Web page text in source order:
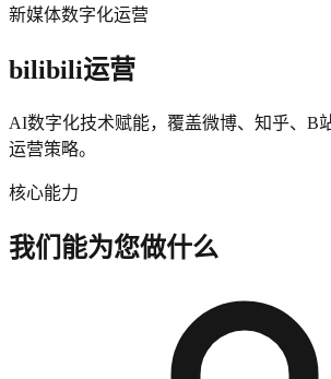
新媒体数字化运营
bilibili运营
AI数字化技术赋能，覆盖微博、知乎、B
运营策略。
核心能力
我们能为您做什么